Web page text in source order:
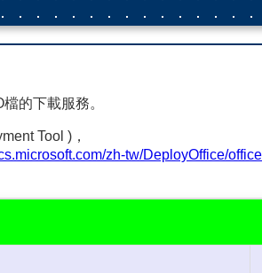
的下載服務。
Tool )，
zh-tw/DeployOffice/